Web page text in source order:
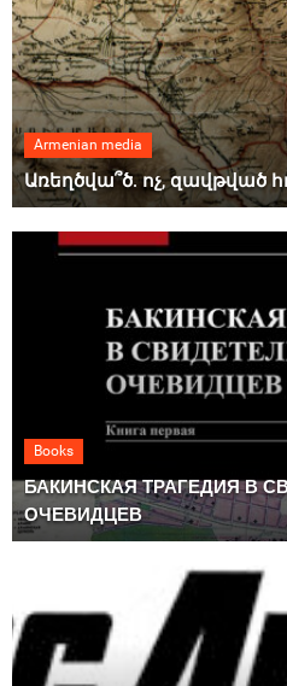
Armenian media
Առեղծվա՞ծ. ոչ, զավթված
Books
БАКИНСКАЯ ТРАГЕДИЯ В
ОЧЕВИДЦЕВ